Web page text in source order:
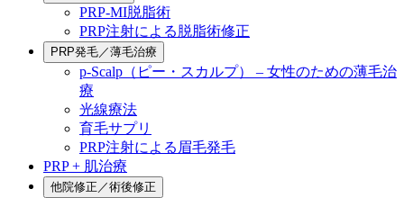
PRP-MI脱脂術
PRP注射による脱脂術修正
PRP発毛／薄毛治療
p-Scalp（ピー・スカルプ） – 女性のための薄毛治
療
光線療法
育毛サプリ
PRP注射による眉毛発毛
PRP + 肌治療
他院修正／術後修正